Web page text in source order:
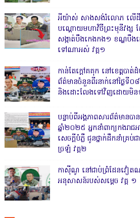
អីយ៉ាស់ សាងសង់រំលោភ លើដីចំ
បណ្ដោយមហាវិថីព្រះមុនីវង្ស
សង្កាត់បឹងកេងកង១ ខណ្ឌបឹងក
ទៅណាអស់ វគ្គ១
កាន់តែក្តៅគគុក នៅខេត្តបាត់
ព័ត៌មានចំនួនពីរនាក់នៅថ្ងៃទី
និងដោះលែងទៅវិញដោយមិន
បន្ទាប់ពីអង្គភាពសារព័ត៌មានប
ឆ្នាំ២០២៥ អ្នកនាំពាក្យកងរា
សេចក្តីបំភ្លឺ ជូនថ្នាក់ដឹកនាំគ្រប់
ច្រឡំ វគ្គ២
កាសុីណូ នៅជាប់ព្រំដែនវៀតណ
អនុសាសន៍របស់សម្ដេច វគ្គ ១